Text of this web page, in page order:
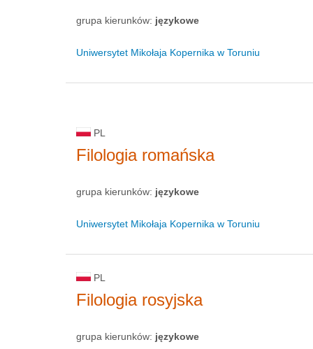
grupa kierunków: językowe
Uniwersytet Mikołaja Kopernika w Toruniu
PL
Filologia romańska
grupa kierunków: językowe
Uniwersytet Mikołaja Kopernika w Toruniu
PL
Filologia rosyjska
grupa kierunków: językowe